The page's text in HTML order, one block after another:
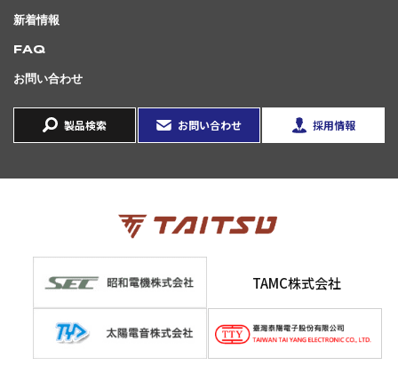
新着情報
FAQ
お問い合わせ
製品検索 お問い合わせ 採用情報
TAMC株式会社